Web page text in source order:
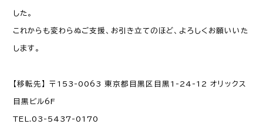
した。
これからも変わらぬご支援、お引き立てのほど、よろしくお願いいた
します。
【移転先】 〒153-0063 東京都目黒区目黒1-24-12 オリックス
目黒ビル6F
TEL.03-5437-0170